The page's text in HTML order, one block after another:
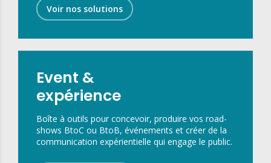
Voir nos solutions
Event &
expérience
Boîte à outils pour concevoir, produire vos road-
shows BtoC ou BtoB, événements et créer de la
communication expérientielle qui engage le public.